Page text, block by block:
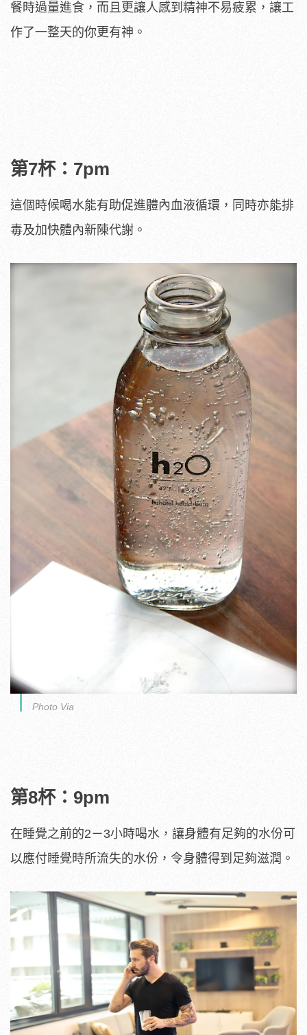
餐時過量進食，而且更讓人感到精神不易疲累，讓工
作了一整天的你更有神。
第7杯：7pm
這個時候喝水能有助促進體內血液循環，同時亦能排
毒及加快體內新陳代謝。
Photo Via
第8杯：9pm
在睡覺之前的2－3小時喝水，讓身體有足夠的水份可
以應付睡覺時所流失的水份，令身體得到足夠滋潤。